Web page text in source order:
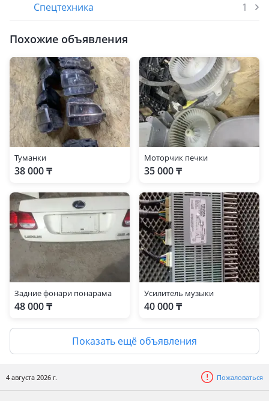
Спецтехника
1
Похожие объявления
Туманки
38 000 ₸
Моторчик печки
35 000 ₸
Задние фонари понарама
48 000 ₸
Усилитель музыки
40 000 ₸
Показать ещё объявления
4 августа 2026 г. Пожаловаться